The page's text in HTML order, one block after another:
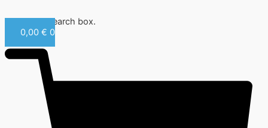
Close this search box.
0,00 € 0